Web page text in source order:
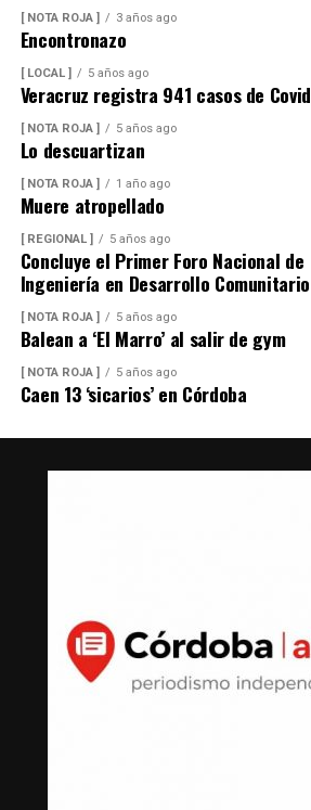
[ NOTA ROJA ] 3 años ago
Encontronazo
[ LOCAL ] 5 años ago
Veracruz registra 941 casos de Covid
[ NOTA ROJA ] 5 años ago
Lo descuartizan
[ NOTA ROJA ] 1 año ago
Muere atropellado
[ REGIONAL ] 5 años ago
Concluye el Primer Foro Nacional de
Ingeniería en Desarrollo Comunitario
[ NOTA ROJA ] 5 años ago
Balean a ‘El Marro’ al salir de gym
[ NOTA ROJA ] 5 años ago
Caen 13 ‘sicarios’ en Córdoba